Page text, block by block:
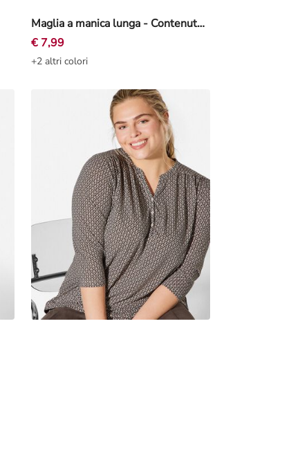
Maglia a manica lunga - Contenuto di modal - Rosa chiaro
€ 7,99
+2 altri colori